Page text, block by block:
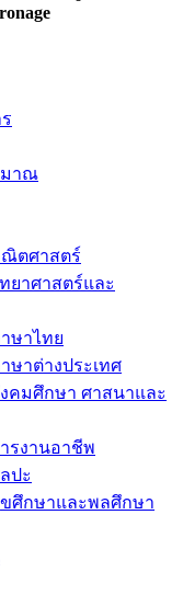
มาณ
ณิตศาสตร์
ยาศาสตร์และ
ษาไทย
ษาต่างประเทศ
คมศึกษา ศาสนาและ
รงานอาชีพ
ปะ
ขศึกษาและพลศึกษา